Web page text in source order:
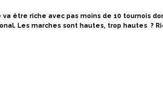
va être riche avec pas moins de 10 tournois
Les marches sont hautes, trop hautes ?